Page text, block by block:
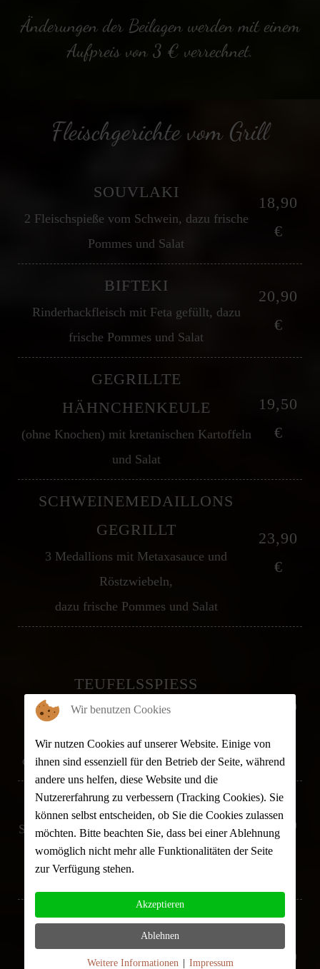
Änderungen der Beilagen werden mit einem
Aufpreis von 3 € verrechnet.
Fleischgerichte vom Grill
SOUVLAKI
2 Fleischspieße vom Schwein, dazu frische
Pommes und Salat
18,90
€
BIFTEKI
Rinderhackfleisch mit Feta gefüllt, dazu
frische Pommes und Salat
20,90
€
GEGRILLTE
HÄHNCHENKEULE
(ohne Knochen) mit kretanischen Kartoffeln
und Salat
19,50
€
SCHWEINEMEDAILLONS
GEGRILLT
3 Medallions mit Metaxasauce und
Röstzwiebeln,
dazu frische Pommes und Salat
23,90
€
TEUFELSSPIESS
1 großer Filetspieß vom Schwein, pikant
dazu Tyrokafteri, frische Pommes und Salat
23,90
PFEFFERSPIESS
Schweinemedallion, Lammfilet, Rindersteak,
Hähnchenfilet mit Pfeffersauce, dazu
Wildreis und Salat
28,90
GRILLTELLER
1 Souvlaki, 1 Souzouki, 1 Schweinefilet, 1
23,90
Wir benutzen Cookies
Wir nutzen Cookies auf unserer Website. Einige von
ihnen sind essenziell für den Betrieb der Seite, während
andere uns helfen, diese Website und die
Nutzererfahrung zu verbessern (Tracking Cookies). Sie
können selbst entscheiden, ob Sie die Cookies zulassen
möchten. Bitte beachten Sie, dass bei einer Ablehnung
womöglich nicht mehr alle Funktionalitäten der Seite
zur Verfügung stehen.
Akzeptieren
Ablehnen
Weitere Informationen Impressum